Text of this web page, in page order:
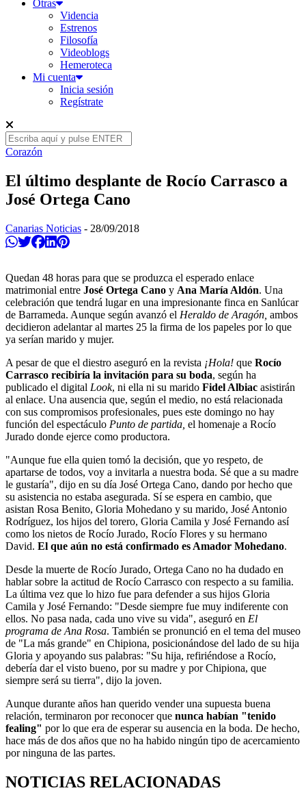
Otras
Videncia
Estrenos
Filosofía
Videoblogs
Hemeroteca
Mi cuenta
Inicia sesión
Regístrate
Corazón
El último desplante de Rocío Carrasco a
José Ortega Cano
Canarias Noticias - 28/09/2018
Compartir en Whatsapp
Twittear
Compartir en Facebook
Compartir en Linkedin
Compartir en Pinterest
Quedan 48 horas para que se produzca el esperado enlace
matrimonial entre José Ortega Cano y Ana María Aldón. Una
celebración que tendrá lugar en una impresionante finca en Sanlúcar
de Barrameda. Aunque según avanzó el Heraldo de Aragón, ambos
decidieron adelantar al martes 25 la firma de los papeles por lo que
ya serían marido y mujer.
A pesar de que el diestro aseguró en la revista ¡Hola! que Rocío
Carrasco recibiría la invitación para su boda, según ha
publicado el digital Look, ni ella ni su marido Fidel Albiac asistirán
al enlace. Una ausencia que, según el medio, no está relacionada
con sus compromisos profesionales, pues este domingo no hay
función del espectáculo Punto de partida, el homenaje a Rocío
Jurado donde ejerce como productora.
"Aunque fue ella quien tomó la decisión, que yo respeto, de
apartarse de todos, voy a invitarla a nuestra boda. Sé que a su madre
le gustaría", dijo en su día José Ortega Cano, dando por hecho que
su asistencia no estaba asegurada. Sí se espera en cambio, que
asistan Rosa Benito, Gloria Mohedano y su marido, José Antonio
Rodríguez, los hijos del torero, Gloria Camila y José Fernando así
como los nietos de Rocío Jurado, Rocío Flores y su hermano
David. El que aún no está confirmado es Amador Mohedano.
Desde la muerte de Rocío Jurado, Ortega Cano no ha dudado en
hablar sobre la actitud de Rocío Carrasco con respecto a su familia.
La última vez que lo hizo fue para defender a sus hijos Gloria
Camila y José Fernando: "Desde siempre fue muy indiferente con
ellos. No pasa nada, cada uno vive su vida", aseguró en El
programa de Ana Rosa. También se pronunció en el tema del museo
de "La más grande" en Chipiona, posicionándose del lado de su hija
Gloria y apoyando sus palabras: "Su hija, refiriéndose a Rocío,
debería dar el visto bueno, por su madre y por Chipiona, que
siempre será su tierra", dijo la joven.
Aunque durante años han querido vender una supuesta buena
relación, terminaron por reconocer que nunca habían "tenido
fealing" por lo que era de esperar su ausencia en la boda. De hecho,
hace más de dos años que no ha habido ningún tipo de acercamiento
por ninguna de las partes.
NOTICIAS RELACIONADAS